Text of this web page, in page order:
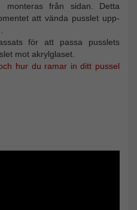
monteras från sidan. Detta
att vända pusslet upp-
för att passa pusslets
mot akrylglaset.
hur du ramar in ditt pussel